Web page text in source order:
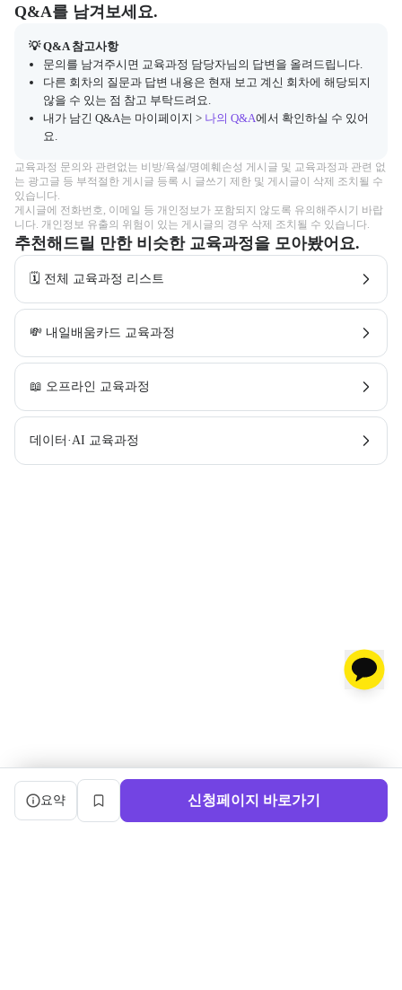
Q&A
캠프 관련 질문과 답변 목록을 확인하고, 질문을 작성할 수 있다.
Q&A를 남겨보세요.
💡 Q&A 참고사항
문의를 남겨주시면 교육과정 담당자님의 답변을 올려드립니다.
다른 회차의 질문과 답변 내용은 현재 보고 계신 회차에 해당되지
않을 수 있는 점 참고 부탁드려요.
내가 남긴 Q&A는 마이페이지 > 나의 Q&A에서 확인하실 수 있어
요.
교육과정 문의와 관련없는 비방/욕설/명예훼손성 게시글 및 교육과정과 관련 없
는 광고글 등 부적절한 게시글 등록 시 글쓰기 제한 및 게시글이 삭제 조치될 수
있습니다.
게시글에 전화번호, 이메일 등 개인정보가 포함되지 않도록 유의해주시기 바랍
니다. 개인정보 유출의 위험이 있는 게시글의 경우 삭제 조치될 수 있습니다.
추천해드릴 만한 비슷한 교육과정을 모아봤어요.
🗓️ 전체 교육과정 리스트
💸 내일배움카드 교육과정
📖 오프라인 교육과정
데이터·AI 교육과정
캠프 요약 정보와 상세 도우미, 북마크, 신청 버튼을 제공한다.
요약
북마크 신청페이지 바로가기